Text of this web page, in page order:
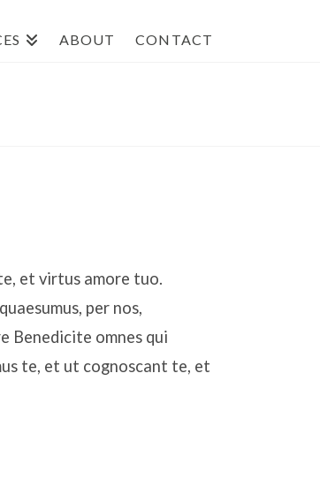
ABOUT CONTACT
et virtus amore tuo.
per nos,
Benedicite omnes qui
te, et ut cognoscant te, et